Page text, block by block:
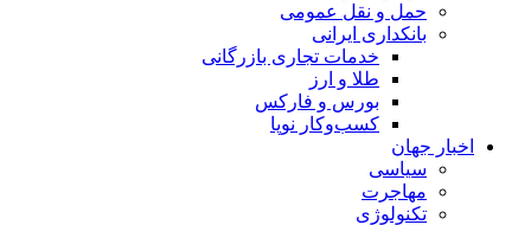
حمل و نقل عمومی
بانکداری ایرانی
خدمات تجاری بازرگانی
طلا و ارز
بورس و فارکس
کسب‌وکار نوپا
اخبار جهان
سیاسی
مهاجرت
تکنولوژی